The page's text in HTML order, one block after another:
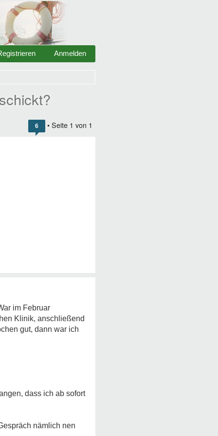
Anmelden
6 • Seite 1 von 1
im Februar
Klinik, anschließend
gut, dann war ich
dass ich ab sofort
nämlich nen